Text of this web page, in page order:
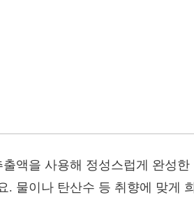
액을 사용해 정성스럽게 완성한
물이나 탄산수 등 취향에 맞게 희